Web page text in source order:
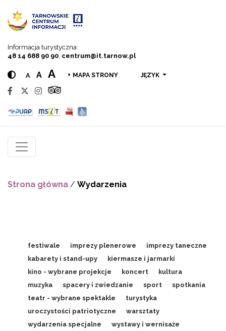
Informacja turystyczna:
48 14 688 90 90 centrum@it.tarnow.pl
A A A MAPA STRONY JĘZYK
Strona główna / Wydarzenia
festiwale imprezy plenerowe
imprezy taneczne
kabarety i stand-upy
kiermasze i jarmarki
kino - wybrane projekcje
koncert
kultura
muzyka
spacery i zwiedzanie sport
spotkania
teatr - wybrane spektakle
turystyka
uroczystości patriotyczne
warsztaty
wydarzenia specjalne
wystawy i wernisaże